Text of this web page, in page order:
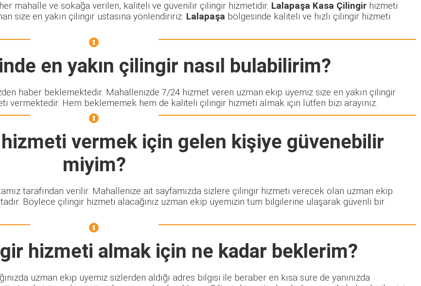
mahalle ve sokağa verilen, kaliteli ve güvenilir çilingir hizmetidir. Lalapaşa Kasa Çilingir hizmeti
size en yakın çilingir ustasına yönlendiririz. Lalapaşa bölgesinde kaliteli ve hızlı çilingir hizmeti
en yakın çilingir nasıl bulabilirim?
haber beklemektedir. Mahallenizde 7/24 hizmet veren uzman ekip üyemiz size en yakın çilingir
Hem beklememek hem de kaliteli çilingir hizmeti almak için lütfen bizi arayınız.
hizmeti vermek için gelen kişiye güvenebilir
miyim?
tarafından verilir. Mahallenize ait sayfamızda sizlere çilingir hizmeti verecek olan uzman ekip
Böylece çilingir hizmeti alacağınız uzman ekip üyemizin tüm bilgilerine ulaşarak güvenli bir
hizmeti almak için ne kadar beklerim?
uzman ekip üyemiz sizlerden aldığı adres bilgisi ile beraber en kısa süre de yanınızda